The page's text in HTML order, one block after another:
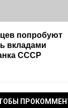
попробуют
вкладами
СССР